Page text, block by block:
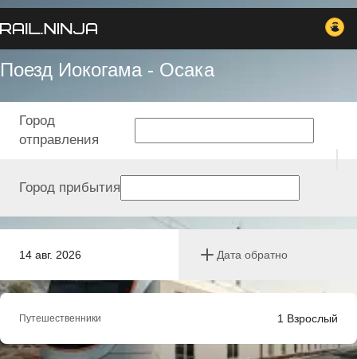
Поезд Иокогама - Осака
14 авг. 2026 Дата обратно
Город
отправления
Город прибытия
Путешественники 1 Взрослый